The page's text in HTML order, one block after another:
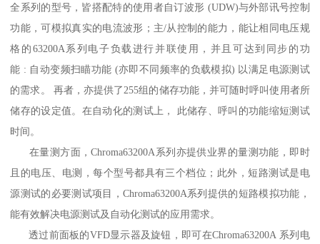
全系列的型号，皆搭配特的使用者自订波形 (UDW)与外部讯号控制
功能，可模拟真实的电流波形；主/从控制的能力，能让相同电压规
格的63200A系列电子负载进行并联使用，并且可达到同步的功
能 : 自动变频扫瞄功能 (亦即不同频率的负载模拟) 以满足电源测试
的需求。 再者，亦提供了255组的储存功能，并可随时呼叫使用者所
储存的设定值。在自动化的测试上， 此储存、呼叫的功能缩短测试
时间。
在量测方面，Chroma63200A系列亦提供业界的量测功能，即时
且的电压、电测，每个型号都具有三个档位；此外，短路测试是电
源测试的必要测试项目，Chroma63200A系列提供的短路模拟功能，
能有效解决电源测试及自动化测试的应用需求。
透过前面板的VFD显示器及旋钮，即可在Chroma63200A 系列电